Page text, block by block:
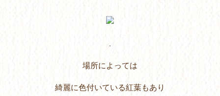
.
場所によっては
綺麗に色付いている紅葉もあり